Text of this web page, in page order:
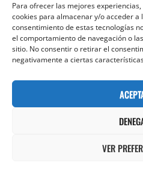
Para ofrecer las mejores
cookies para almacenar y/o acceder a
consentimiento de estas tecnologías
el comportamiento de navegación o
sitio. No consentir o retirar el
negativamente a ciertas
VER
Categorías
24